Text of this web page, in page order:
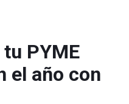
PYME
el año con